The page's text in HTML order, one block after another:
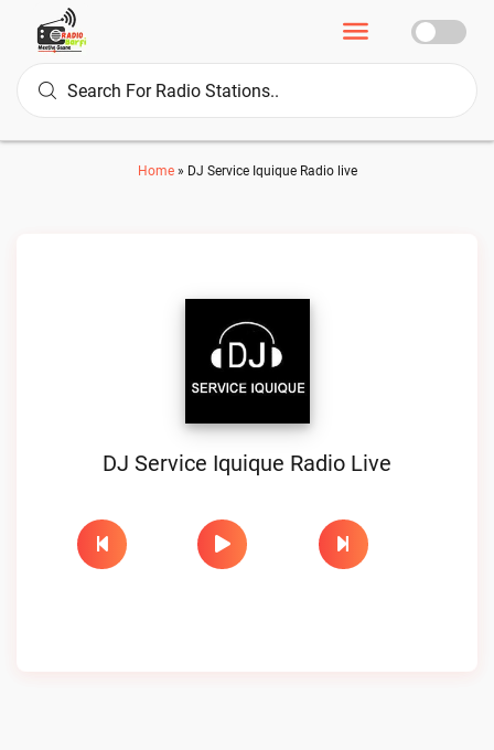
Home» DJ Service Iquique Radio live
DJ Service Iquique Radio Live